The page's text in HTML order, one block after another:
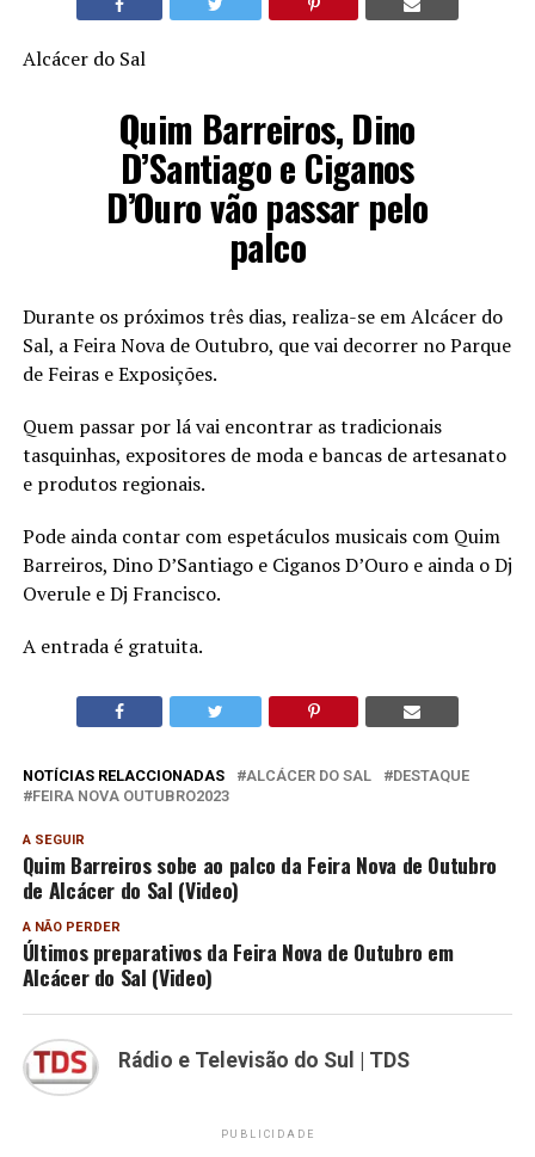
Alcácer do Sal
Quim Barreiros, Dino
D’Santiago e Ciganos
D’Ouro vão passar pelo
palco
Durante os próximos três dias, realiza-se em Alcácer do
Sal, a Feira Nova de Outubro, que vai decorrer no Parque
de Feiras e Exposições.
Quem passar por lá vai encontrar as tradicionais
tasquinhas, expositores de moda e bancas de artesanato
e produtos regionais.
Pode ainda contar com espetáculos musicais com Quim
Barreiros, Dino D’Santiago e Ciganos D’Ouro e ainda o Dj
Overule e Dj Francisco.
A entrada é gratuita.
NOTÍCIAS RELACCIONADAS ALCÁCER DO SAL
DESTAQUE
FEIRA NOVA OUTUBRO2023
A SEGUIR
Quim Barreiros sobe ao palco da Feira Nova de Outubro
de Alcácer do Sal (Video)
A NÃO PERDER
Últimos preparativos da Feira Nova de Outubro em
Alcácer do Sal (Video)
Rádio e Televisão do Sul | TDS
PUBLICIDADE